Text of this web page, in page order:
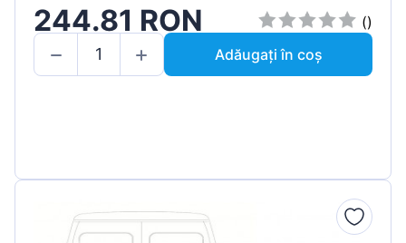
244.81 RON
()
Adăugați în coș